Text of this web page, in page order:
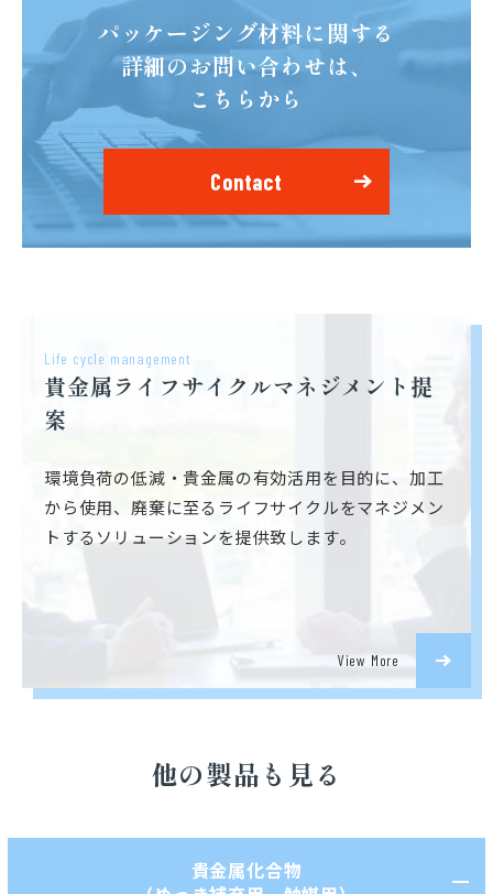
パッケージング材料に関する
詳細のお問い合わせは、
こちらから
Contact
Life cycle management
貴金属ライフサイクルマネジメント提
案
環境負荷の低減・貴金属の有効活用を目的に、加工
から使用、廃棄に至る ライフサイクルをマネジメン
トするソリューションを提供致します。
View More
他の製品も見る
貴金属化合物